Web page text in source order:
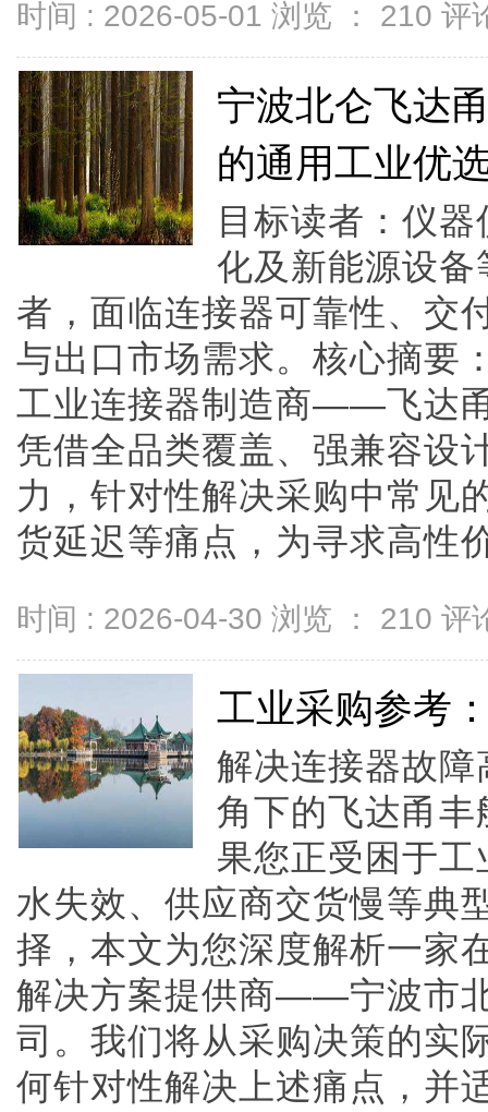
时间 : 2026-05-01 浏览 ： 210 评
宁波北仑飞达
的通用工业优
目标读者：仪
化及新能源设
者，面临连接器可靠性、交
与出口市场需求。核心摘要
工业连接器制造商——飞达
凭借全品类覆盖、强兼容设
力，针对性解决采购中常见
货延迟等痛点，为寻求高性
时间 : 2026-04-30 浏览 ： 210 评
工业采购参考
解决连接器故
角下的飞达甬
果您正受困于
水失效、供应商交货慢等典
择，本文为您深度解析一家
解决方案提供商——宁波市
司。我们将从采购决策的实
何针对性解决上述痛点，并